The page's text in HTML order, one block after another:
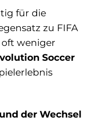
für die
zu FIFA
weniger
Soccer
der Wechsel